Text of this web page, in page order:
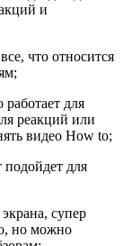
и
что относится
для
реакций или
видео How to;
для
супер
но можно